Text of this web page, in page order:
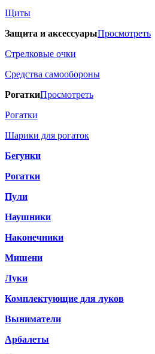
Щиты
Защита и аксессуарыПросмотреть
Стрелковые очки
Средства самообороны
РогаткиПросмотреть
Рогатки
Шарики для рогаток
Бегунки
Рогатки
Пули
Наушники
Наконечники
Мишени
Луки
Комплектующие для луков
Выниматели
Арбалеты